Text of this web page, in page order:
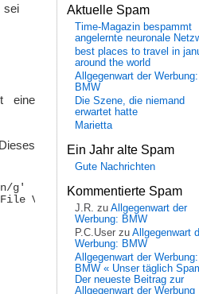
sei
eine
g'
V2 Document
Aktuelle Spam
Time-Magazin bespammt
angelernte neuronale
best places to travel in
around the world
Allgegenwart der Werbung:
BMW
Die Szene, die niemand
erwartet hatte
Marietta
Ein Jahr alte Spam
Gute Nachrichten
Kommentierte Spam
J.R. zu Allgegenwart der
Werbung: BMW
P.C.User zu Allgegenwart
Werbung: BMW
Allgegenwart der Werbung:
BMW « Unser täglich
Der neueste Beitrag zur
Allgegenwart der Werbung